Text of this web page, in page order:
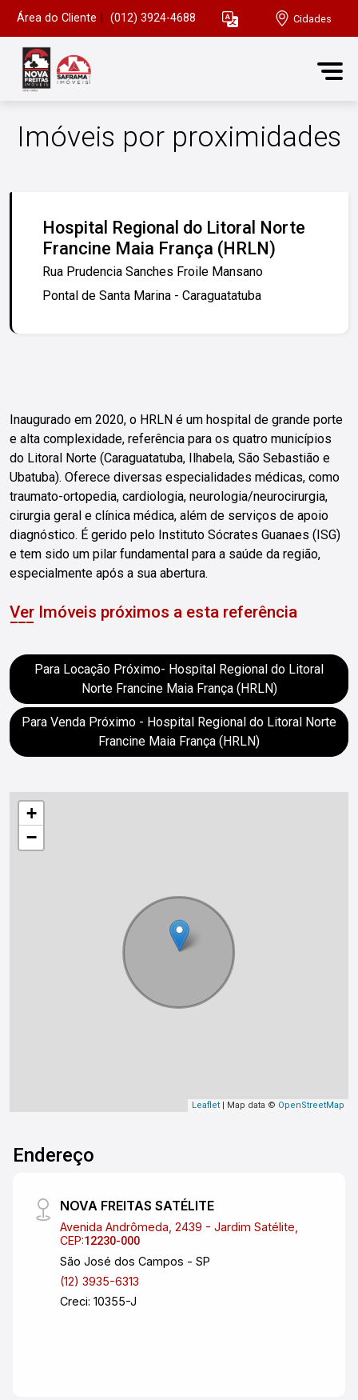
Área do Cliente (012) 3924-4688 Cidades
Imóveis por proximidades
Hospital Regional do Litoral Norte
Francine Maia França (HRLN)
Rua Prudencia Sanches Froile Mansano
Pontal de Santa Marina - Caraguatatuba
Inaugurado em 2020, o HRLN é um hospital de grande porte
e alta complexidade, referência para os quatro municípios
do Litoral Norte (Caraguatatuba, Ilhabela, São Sebastião e
Ubatuba). Oferece diversas especialidades médicas, como
traumato-ortopedia, cardiologia, neurologia/neurocirurgia,
cirurgia geral e clínica médica, além de serviços de apoio
diagnóstico. É gerido pelo Instituto Sócrates Guanaes (ISG)
e tem sido um pilar fundamental para a saúde da região,
especialmente após a sua abertura.
Ver Imóveis próximos a esta referência
Para Locação Próximo- Hospital Regional do Litoral
Norte Francine Maia França (HRLN)
Para Venda Próximo - Hospital Regional do Litoral Norte
Francine Maia França (HRLN)
+
−
Leaflet | Map data © OpenStreetMap
Endereço
NOVA FREITAS SATÉLITE
Avenida Andrômeda, 2439 - Jardim Satélite,
CEP:12230-000
São José dos Campos - SP
(12) 3935-6313
Creci: 10355-J